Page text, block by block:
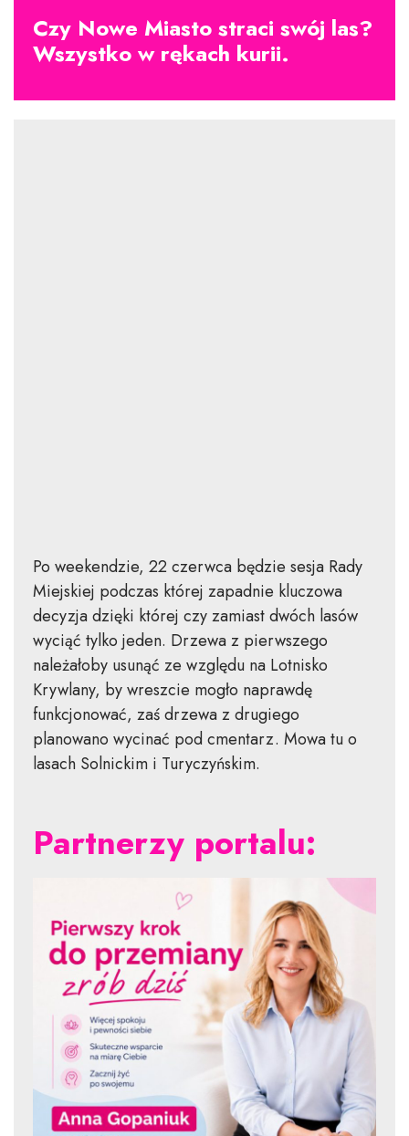
Czy Nowe Miasto straci swój las?
Wszystko w rękach kurii.
Po weekendzie, 22 czerwca będzie sesja Rady
Miejskiej podczas której zapadnie kluczowa
decyzja dzięki której czy zamiast dwóch lasów
wyciąć tylko jeden. Drzewa z pierwszego
należałoby usunąć ze względu na Lotnisko
Krywlany, by wreszcie mogło naprawdę
funkcjonować, zaś drzewa z drugiego
planowano wycinać pod cmentarz. Mowa tu o
lasach Solnickim i Turyczyńskim.
Partnerzy portalu: